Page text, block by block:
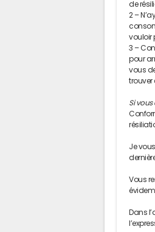
de
2 –
vouloir
3 –
pour
vous
trouver
Si
Je
Vous
Dans